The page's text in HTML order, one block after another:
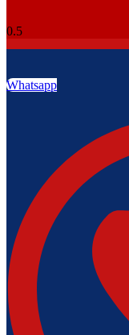
Whatsapp